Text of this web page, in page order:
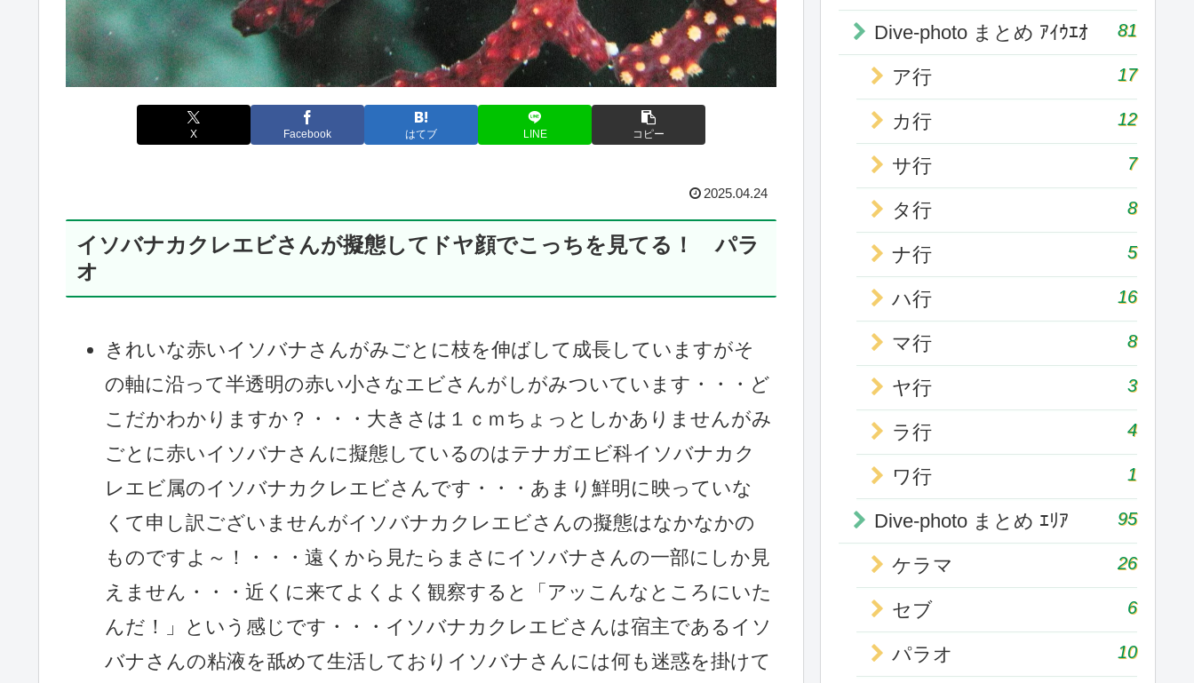
X Facebook はてブ LINE コピー
2025.04.24
イソバナカクレエビさんが擬態してドヤ顔でこっちを見てる！ パラ
オ
きれいな赤いイソバナさんがみごとに枝を伸ばして成長していますがそ
の軸に沿って半透明の赤い小さなエビさんがしがみついています・・・ど
こだかわかりますか？・・・大きさは１ｃｍちょっとしかありませんがみ
ごとに赤いイソバナさんに擬態しているのはテナガエビ科イソバナカク
レエビ属のイソバナカクレエビさんです・・・あまり鮮明に映っていな
くて申し訳ございませんがイソバナカクレエビさんの擬態はなかなかの
ものですよ～！・・・遠くから見たらまさにイソバナさんの一部にしか見
えません・・・近くに来てよくよく観察すると「アッこんなところにいた
んだ！」という感じです・・・イソバナカクレエビさんは宿主であるイソ
バナさんの粘液を舐めて生活しておりイソバナさんには何も迷惑を掛けて
Dive-photo まとめ ｱｲｳｴｵ 81
ア行 17
カ行 12
サ行 7
タ行 8
ナ行 5
ハ行 16
マ行 8
ヤ行 3
ラ行 4
ワ行 1
Dive-photo まとめ ｴﾘｱ 95
ケラマ 26
セブ 6
パラオ 10